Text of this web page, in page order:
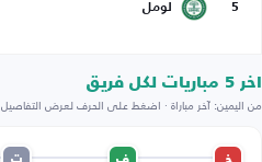
5 لومل
اخر 5 مباريات لكل فريق
من اليمين: آخر مباراة · اضغط على الحرف لعرض التفاصيل